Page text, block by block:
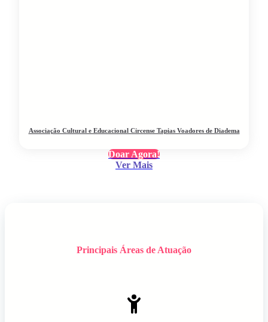
Associação Cultural e Educacional Circense Tapias Voadores de Diadema
Doar Agora!
Ver Mais
Principais Áreas de Atuação